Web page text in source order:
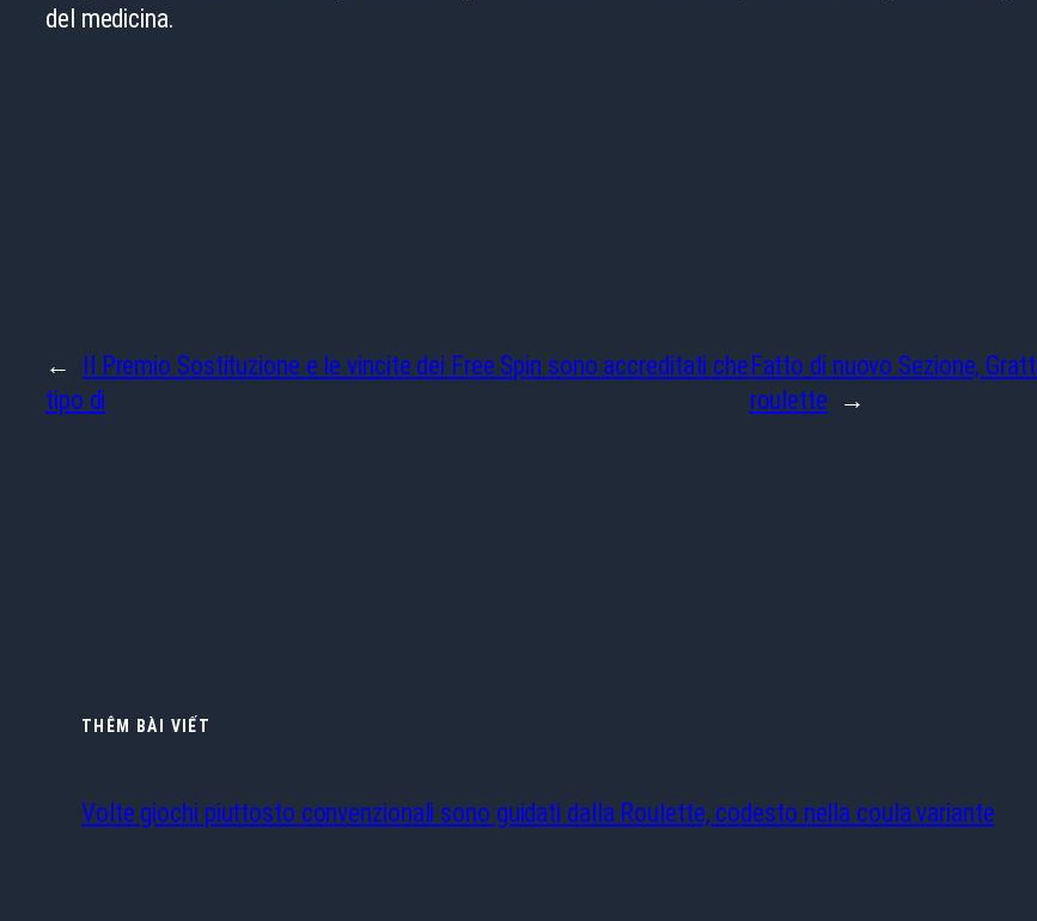
del medicina.
←
Il Premio Sostituzione e le vincite dei Free Spin sono accreditati che
tipo di
Fatto di nuovo Sezione,
roulette →
THÊM BÀI VIẾT
Volte giochi piuttosto convenzionali sono guidati dalla Roulette, codesto nella coula variante